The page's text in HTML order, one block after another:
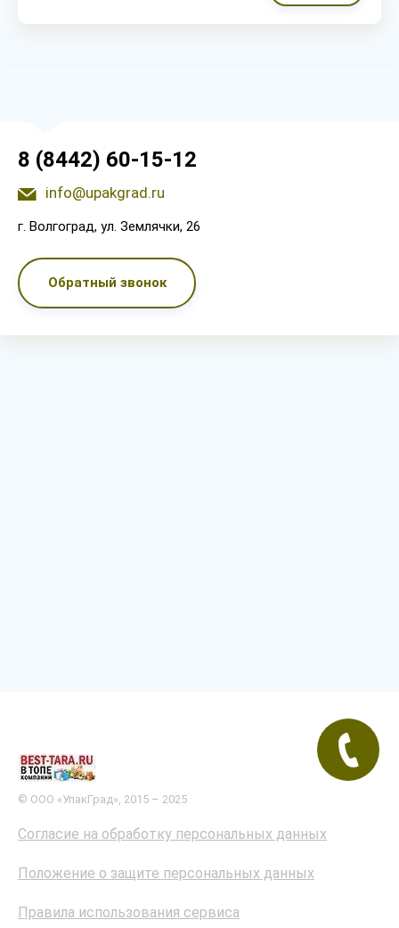
8 (8442) 60-15-12
info@upakgrad.ru
г. Волгоград, ул. Землячки, 26
Обратный звонок
© ООО «УпакГрад», 2015 – 2025
Согласие на обработку персональных данных
Положение о защите персональных данных
Правила использования сервиса